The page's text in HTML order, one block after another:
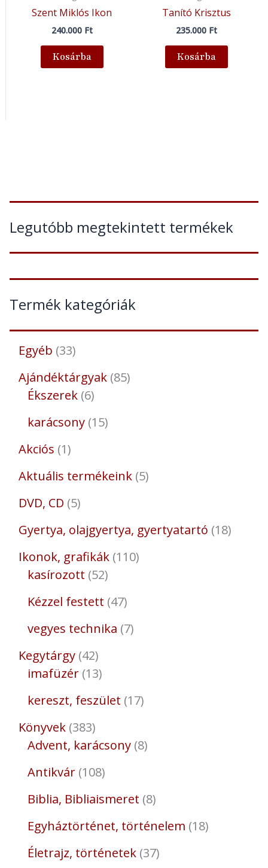
Legutóbb megtekintett termékek
Termék kategóriák
Egyéb 33
Ajándéktárgyak 85
Ékszerek 6
karácsony 15
Akciós 1
Aktuális termékeink 5
DVD, CD 5
Gyertya, olajgyertya, gyertyatartó 18
Ikonok, grafikák 110
kasírozott 52
Kézzel festett 47
vegyes technika 7
Kegytárgy 42
imafüzér 13
kereszt, feszület 17
Könyvek 383
Advent, karácsony 8
Antikvár 108
Biblia, Bibliaismeret 8
Egyháztörténet, történelem 18
Életrajz, történetek 37
Szent Miklós Ikon
240.000 Ft
Kosárba
Tanító Krisztus
235.000 Ft
Kosárba